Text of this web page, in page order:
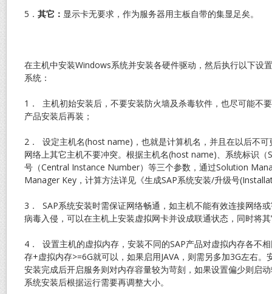
5． 其它： 显示卡无要求，作为服务器用主板自带的集显足矣。
在主机中安装Windows系统并安装各硬件驱动，然后执行以下设
系统：
1． 主机初始安装后，不要安装防火墙及杀毒软件，也尽可能不
产品安装后再装；
2． 设定主机名(host name)，也就是计算机名，并且在以后不可
网络上其它主机不要冲突。根据主机名(host name)、系统标识（
号（Central Instance Number）等三个参数，通过Solution
Manager Key，计算方法详见《生成SAP系统安装/升级号
3． SAP系统安装时需保证网络畅通，如主机不能有效连接网络
病毒入侵，可以在主机上安装虚拟网卡并设成联通状态，同时将
4． 设置主机的虚拟内存，安装不同的SAP产品对虚拟内存各不
存+虚拟内存>=6G就可以，如果启用JAVA，则需另多加3G左右。
安装完成后开启服务则对内存容量较为苛刻，如果设置偏少则启
系统安装后根据运行需要再调整大小。